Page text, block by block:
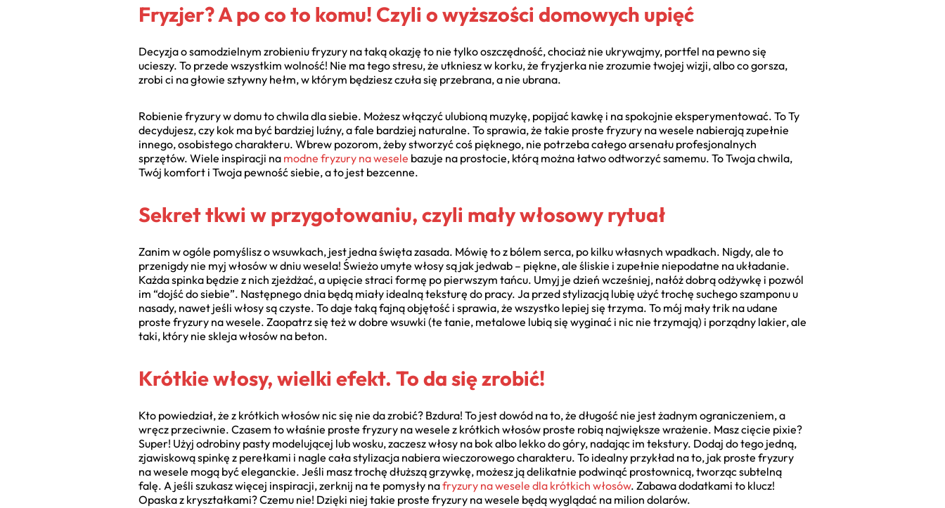
Fryzjer? A po co to komu! Czyli o wyższości domowych upięć
Decyzja o samodzielnym zrobieniu fryzury na taką okazję to nie tylko oszczędność, chociaż nie ukrywajmy, portfel na pewno się
ucieszy. To przede wszystkim wolność! Nie ma tego stresu, że utkniesz w korku, że fryzjerka nie zrozumie twojej wizji, albo co gorsza,
zrobi ci na głowie sztywny hełm, w którym będziesz czuła się przebrana, a nie ubrana.
Robienie fryzury w domu to chwila dla siebie. Możesz włączyć ulubioną muzykę, popijać kawkę i na spokojnie eksperymentować. To Ty
decydujesz, czy kok ma być bardziej luźny, a fale bardziej naturalne. To sprawia, że takie proste fryzury na wesele nabierają zupełnie
innego, osobistego charakteru. Wbrew pozorom, żeby stworzyć coś pięknego, nie potrzeba całego arsenału profesjonalnych
sprzętów. Wiele inspiracji na modne fryzury na wesele bazuje na prostocie, którą można łatwo odtworzyć samemu. To Twoja chwila,
Twój komfort i Twoja pewność siebie, a to jest bezcenne.
Sekret tkwi w przygotowaniu, czyli mały włosowy rytuał
Zanim w ogóle pomyślisz o wsuwkach, jest jedna święta zasada. Mówię to z bólem serca, po kilku własnych wpadkach. Nigdy, ale to
przenigdy nie myj włosów w dniu wesela! Świeżo umyte włosy są jak jedwab – piękne, ale śliskie i zupełnie niepodatne na układanie.
Każda spinka będzie z nich zjeżdżać, a upięcie straci formę po pierwszym tańcu. Umyj je dzień wcześniej, nałóż dobrą odżywkę i pozwól
im “dojść do siebie”. Następnego dnia będą miały idealną teksturę do pracy. Ja przed stylizacją lubię użyć trochę suchego szamponu u
nasady, nawet jeśli włosy są czyste. To daje taką fajną objętość i sprawia, że wszystko lepiej się trzyma. To mój mały trik na udane
proste fryzury na wesele. Zaopatrz się też w dobre wsuwki (te tanie, metalowe lubią się wyginać i nic nie trzymają) i porządny lakier, ale
taki, który nie skleja włosów na beton.
Krótkie włosy, wielki efekt. To da się zrobić!
Kto powiedział, że z krótkich włosów nic się nie da zrobić? Bzdura! To jest dowód na to, że długość nie jest żadnym ograniczeniem, a
wręcz przeciwnie. Czasem to właśnie proste fryzury na wesele z krótkich włosów proste robią największe wrażenie. Masz cięcie pixie?
Super! Użyj odrobiny pasty modelującej lub wosku, zaczesz włosy na bok albo lekko do góry, nadając im tekstury. Dodaj do tego jedną,
zjawiskową spinkę z perełkami i nagle cała stylizacja nabiera wieczorowego charakteru. To idealny przykład na to, jak proste fryzury
na wesele mogą być eleganckie. Jeśli masz trochę dłuższą grzywkę, możesz ją delikatnie podwinąć prostownicą, tworząc subtelną
falę. A jeśli szukasz więcej inspiracji, zerknij na te pomysły nafryzury na wesele dla krótkich włosów. Zabawa dodatkami to klucz!
Opaska z kryształkami? Czemu nie! Dzięki niej takie proste fryzury na wesele będą wyglądać na milion dolarów.